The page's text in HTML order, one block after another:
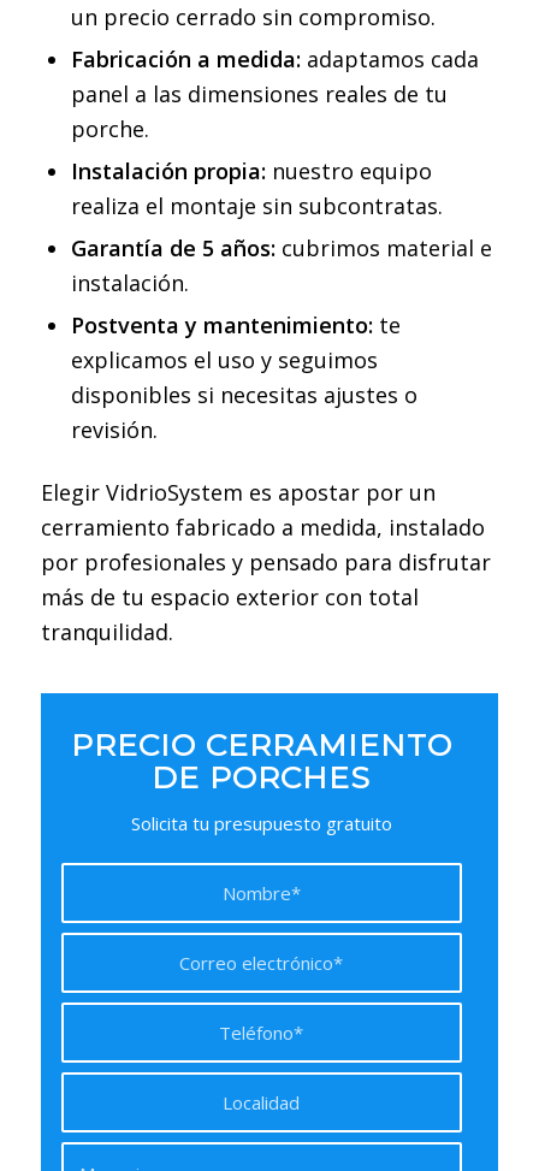
un precio cerrado sin compromiso.
Fabricación a medida:adaptamos cada
panel a las dimensiones reales de tu
porche.
Instalación propia:nuestro equipo
realiza el montaje sin subcontratas.
Garantía de 5 años:cubrimos material e
instalación.
Postventa y mantenimiento:te
explicamos el uso y seguimos
disponibles si necesitas ajustes o
revisión.
Elegir VidrioSystem es apostar por un
cerramiento fabricado a medida, instalado
por profesionales y pensado para disfrutar
más de tu espacio exterior con total
tranquilidad.
PRECIO CERRAMIENTO
DE PORCHES
Solicita tu presupuesto gratuito